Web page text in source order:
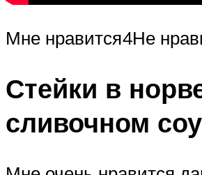
Мне нравится4Не
Стейки в
сливочном